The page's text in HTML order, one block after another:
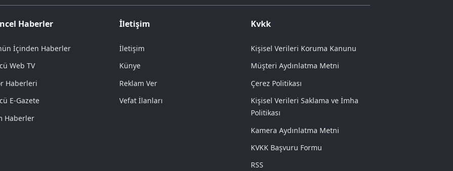
Haberler
İçinden Haberler
Web TV
Haberleri
E-Gazete
Haberler
İletişim
İletişim
Künye
Reklam Ver
Vefat İlanları
Kvkk
Kişisel Verileri Koruma Kanunu
Müşteri Aydınlatma Metni
Çerez Politikası
Kişisel Verileri Saklama ve İmha
Politikası
Kamera Aydınlatma Metni
KVKK Başvuru Formu
RSS